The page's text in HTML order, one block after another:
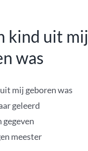
kind uit mij
was
uit mij geboren was
geleerd
gegeven
meester